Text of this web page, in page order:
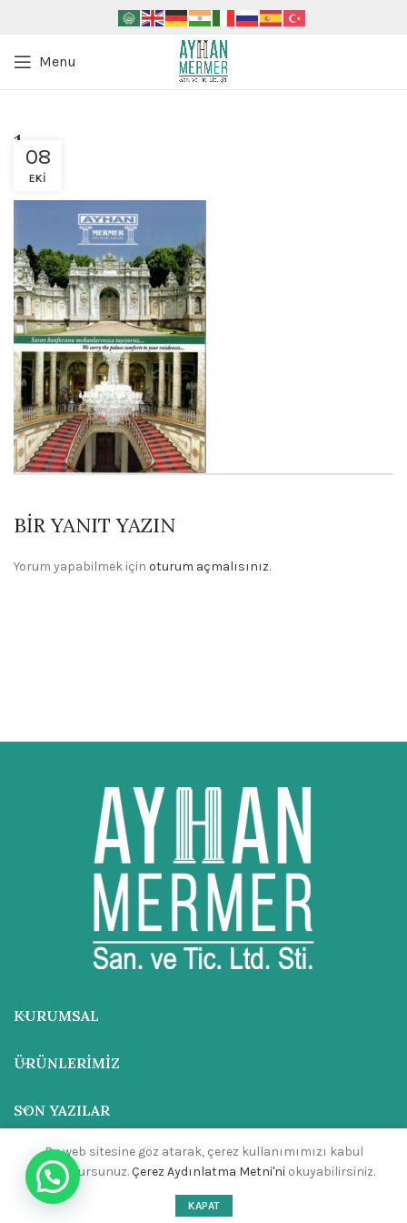
Menu
1 08
EKI
BIR YANIT YAZIN
Yorum yapabilmek için oturum açmalısınız.
KURUMSAL
ÜRÜNLERIMIZ
SON YAZILAR
ADRES
İLETIŞIM
Bu web sitesine göz atarak, çerez kullanımımızı kabul
etmiş olursunuz.Çerez Aydınlatma Metni'ni okuyabilirsiniz.
KAPAT